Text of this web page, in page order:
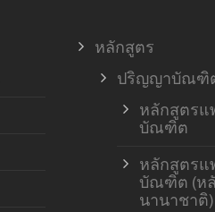
หลักสูตร
ปริญญาบัณฑิ
หลักสูตรแ
บัณฑิต
หลักสูตรแ
บัณฑิต (ห
นานาชาติ)